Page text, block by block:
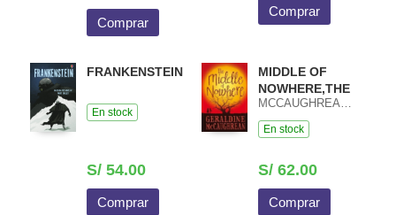
Comprar
Comprar
FRANKENSTEIN
En stock
S/ 54.00
Comprar
MIDDLE OF
NOWHERE,THE
MCCAUGHREAN,GERALDINE
En stock
S/ 62.00
Comprar